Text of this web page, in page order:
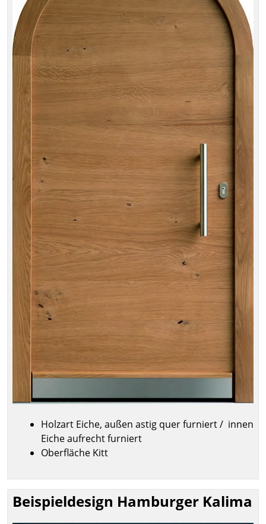
Holzart Eiche, außen astig quer furniert / innen
Eiche aufrecht furniert
Oberfläche Kitt
Beispieldesign Hamburger Kalima